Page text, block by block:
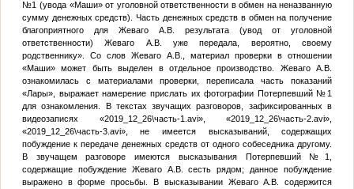
№1 (увода «Маши» от уголовной ответственности в обмен на неназванную
сумму денежных средств). Часть денежных средств в обмен на получение
благоприятного для Жеваго А.В. результата (увод от уголовной
ответственности) Жеваго А.В. уже передала, вероятно, своему
родственнику». Со слов Жеваго А.В., материал проверки в отношении
«Маши» может быть выделен в отдельное производство. Жеваго А.В.
ознакомилась с материалами проверки, переписала часть показаний
«Лары», выражает намерение прислать их фотографии Потерпевший №1
для ознакомления. В текстах звучащих разговоров, зафиксированных в
видеозаписях «2019_12_26\часть-1.avi», «2019_12_26\часть-2.avi»,
«2019_12_26\часть-3.avi», не имеется высказываний, содержащих
побуждение к передаче денежных средств от одного собеседника другому.
В звучащем разговоре имеются высказывания
Потерпевший №1,
содержащие побуждение Жеваго А.В. сесть рядом; данное побуждение
выражено в форме просьбы. В высказывании Жеваго А.В. содержится